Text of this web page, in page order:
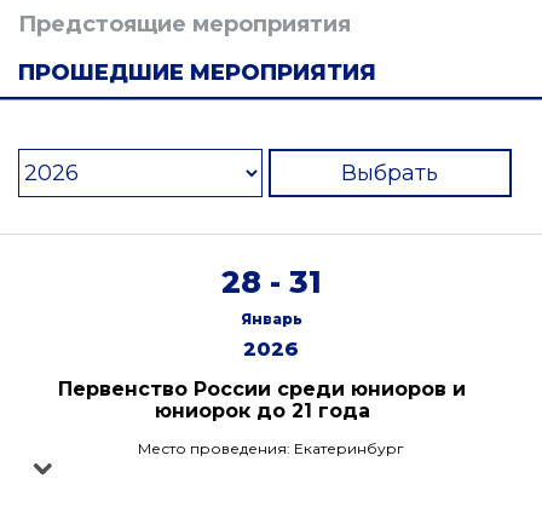
Предстоящие мероприятия
ПРОШЕДШИЕ МЕРОПРИЯТИЯ
Выбрать
28 - 31
Январь
2026
Первенство России среди юниоров и
юниорок до 21 года
Место проведения: Екатеринбург